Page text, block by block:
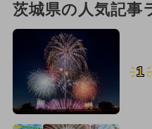
茨城県の人気記事
1